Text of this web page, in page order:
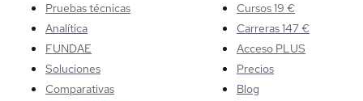
Pruebas técnicas
Analítica
FUNDAE
Soluciones
Comparativas
Cursos 19 €
Carreras 147 €
Acceso PLUS
Precios
Blog